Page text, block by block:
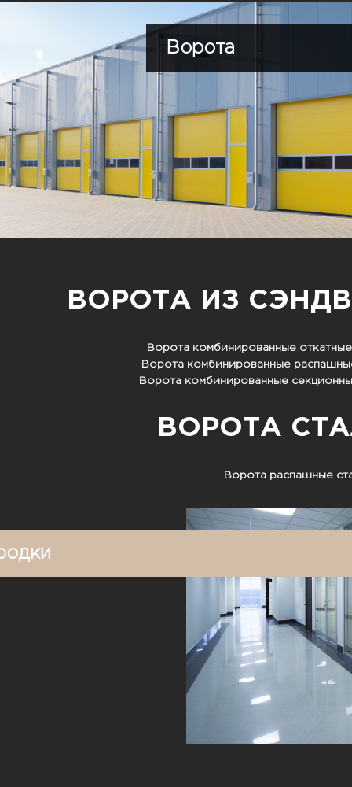
Ворота
ВОРОТА ИЗ
Ворота комбинированные
Ворота комбинированные
Ворота комбинированные
ВОРОТА
Ворота распашные